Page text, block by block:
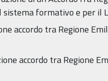
formativo e per il
accordo tra Regione
accordo tra Regione